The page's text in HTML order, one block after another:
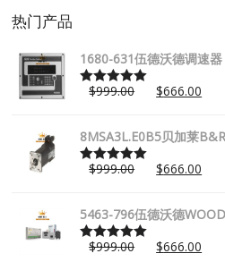
热门产品
1680-631伍德沃德调速器
Rated5.00
$999.00 $666.00
8MSA3L.E0B5贝加莱B&R
Rated5.00
$999.00 $666.00
5463-796伍德沃德
Rated5.00
$999.00 $666.00